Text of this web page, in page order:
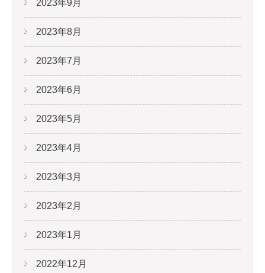
2023年9月
2023年8月
2023年7月
2023年6月
2023年5月
2023年4月
2023年3月
2023年2月
2023年1月
2022年12月